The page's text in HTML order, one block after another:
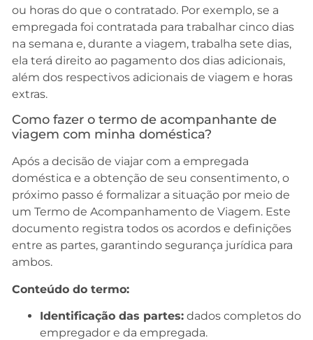
ou horas do que o contratado. Por exemplo, se a
empregada foi contratada para trabalhar cinco dias
na semana e, durante a viagem, trabalha sete dias,
ela terá direito ao pagamento dos dias adicionais,
além dos respectivos adicionais de viagem e horas
extras.
Como fazer o termo de acompanhante de
viagem com minha doméstica?
Após a decisão de viajar com a empregada
doméstica e a obtenção de seu consentimento, o
próximo passo é formalizar a situação por meio de
um Termo de Acompanhamento de Viagem. Este
documento registra todos os acordos e definições
entre as partes, garantindo segurança jurídica para
ambos.
Conteúdo do termo:
Identificação das partes: dados completos do
empregador e da empregada.